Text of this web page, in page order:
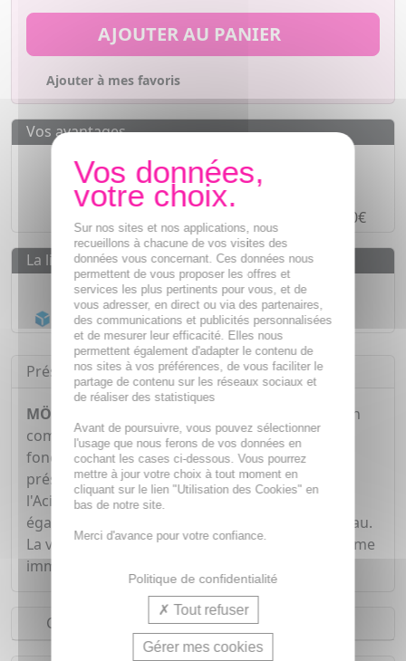
AJOUTER AU PANIER
Ajouter à mes favoris
Vos avantages
Des prix
IMBATTABLES
Paiement en ligneSÉCURISÉ
à partir de 30€
La livraison
Livraison gratuite dès55€
Acheminement Chronoposten 24h*
Présentation
MÖLLER'S Omega-3 double 112 capsules
est un
complément alimentaire qui contribue au bon
fonctionnement cardio-vasculaire grâce à la
présence de l'Acide docosahexaénoïque et de
l'Acide eicosapentaénoïque. Ces derniers aident
également au fonctionnement normal du cerveau.
La vitamine D favorise le renforcement du système
immunitaire.
Conseils d'utilisation
Sur nos sites et nos applications, nous
recueillons à chacune de vos visites des
données vous concernant. Ces données nous
permettent de vous proposer les offres et
services les plus pertinents pour vous, et de
vous adresser, en direct ou via des partenaires,
des communications et publicités personnalisées
et de mesurer leur efficacité. Elles nous
permettent également d'adapter le contenu de
nos sites à vos préférences, de vous faciliter le
partage de contenu sur les réseaux sociaux et
de réaliser des statistiques
Avant de poursuivre, vous pouvez sélectionner
l'usage que nous ferons de vos données en
cochant les cases ci-dessous. Vous pourrez
mettre à jour votre choix à tout moment en
cliquant sur le lien "Utilisation des Cookies" en
bas de notre site.
Merci d'avance pour votre confiance.
Politique de confidentialité
Tout refuser
Gérer mes cookies